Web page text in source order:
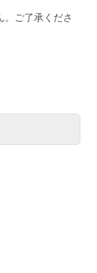
。ご了承くださ